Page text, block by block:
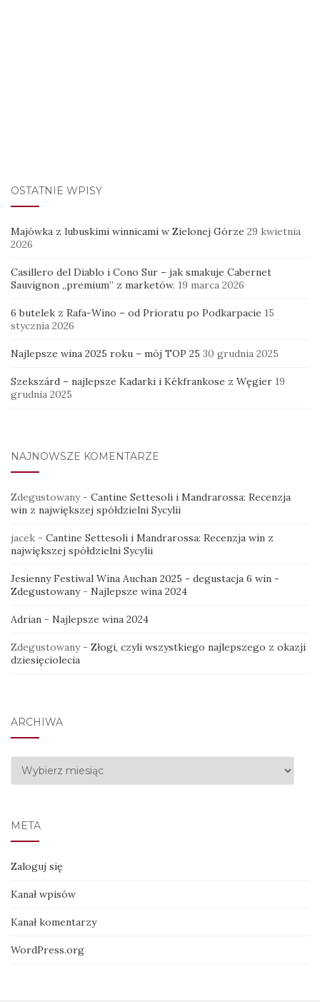
OSTATNIE WPISY
Majówka z lubuskimi winnicami w Zielonej Górze 29 kwietnia
2026
Casillero del Diablo i Cono Sur – jak smakuje Cabernet
Sauvignon „premium” z marketów. 19 marca 2026
6 butelek z Rafa-Wino – od Prioratu po Podkarpacie 15
stycznia 2026
Najlepsze wina 2025 roku – mój TOP 25 30 grudnia 2025
Szekszárd – najlepsze Kadarki i Kékfrankose z Węgier 19
grudnia 2025
NAJNOWSZE KOMENTARZE
Zdegustowany- Cantine Settesoli i Mandrarossa: Recenzja
win z największej spółdzielni Sycylii
jacek - Cantine Settesoli i Mandrarossa: Recenzja win z
największej spółdzielni Sycylii
Jesienny Festiwal Wina Auchan 2025 - degustacja 6 win -
Zdegustowany- Najlepsze wina 2024
Adrian - Najlepsze wina 2024
Zdegustowany- Złogi, czyli wszystkiego najlepszego z okazji
dziesięciolecia
ARCHIWA
Archiwa
META
Zaloguj się
Kanał wpisów
Kanał komentarzy
WordPress.org